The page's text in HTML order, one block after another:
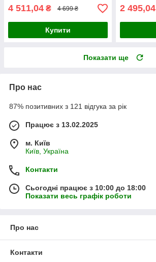
4 511,04 ₴ 4 699 ₴
Купити
2 495,04
Показати ще
Про нас
87% позитивних з 121 відгука за рік
Працює з 13.02.2025
м. Київ
Київ, Україна
Контакти
Сьогодні працює з 10:00 до 18:00
Показати весь графік роботи
Про нас
Контакти